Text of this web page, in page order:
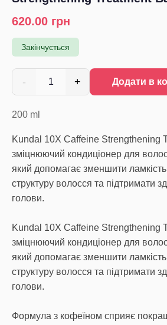
620.00 грн
Закінчується
- 1 + Додати в
200 ml
Kundal 10X Caffeine Strengthening
зміцнюючий кондиціонер для
який допомагає зменшити
структуру волосся та підтримати
голови.
Kundal 10X Caffeine Strengthening
зміцнюючий кондиціонер для
який допомагає зменшити
структуру волосся та підтримати
голови.
Формула з кофеїном сприяє